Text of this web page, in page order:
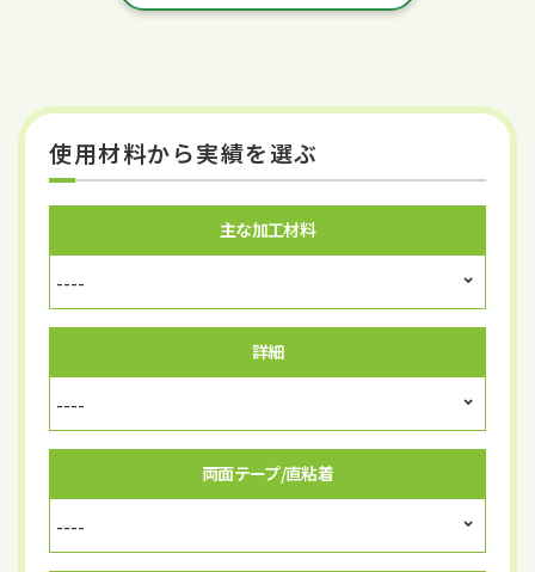
使用材料から実績を選ぶ
主な加工材料
詳細
両面テープ/直粘着